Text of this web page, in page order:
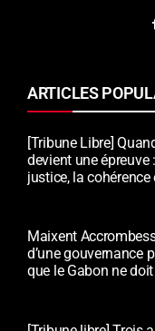
ARTICLES
[Tribune Libre]
devient une
justice, la cohérence
Maixent
d’une gouvernance
que le Gabon ne